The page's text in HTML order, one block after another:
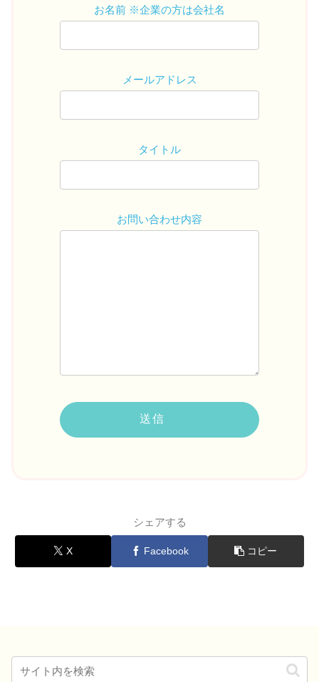
お名前 ※企業の方は会社名
メールアドレス
タイトル
お問い合わせ内容
シェアする
X Facebook コピー